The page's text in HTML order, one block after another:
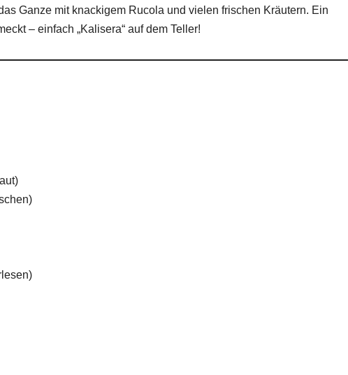
Ganze mit knackigem Rucola und vielen frischen Kräutern. Ein
– einfach „Kalisera“ auf dem Teller!